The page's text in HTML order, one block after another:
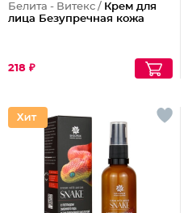
Белита - Витекс / Крем для
лица Безупречная кожа
218 ₽